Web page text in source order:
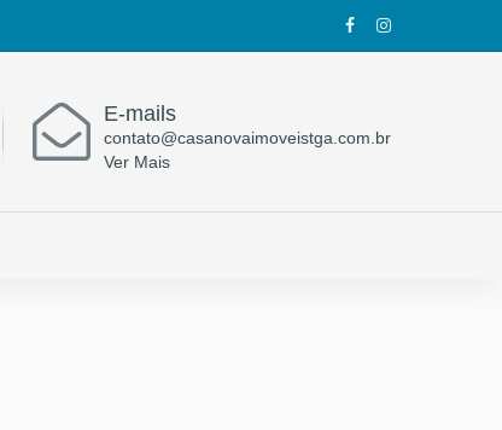
E-mails
contato@casanovaimoveistga.com.br
Ver Mais